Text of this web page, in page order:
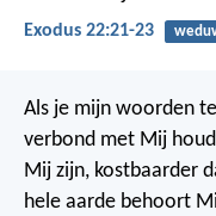
Exodus 22:21-23
Als je mijn woorden
verbond met Mij
Mij zijn, kostbaarder
hele aarde behoort